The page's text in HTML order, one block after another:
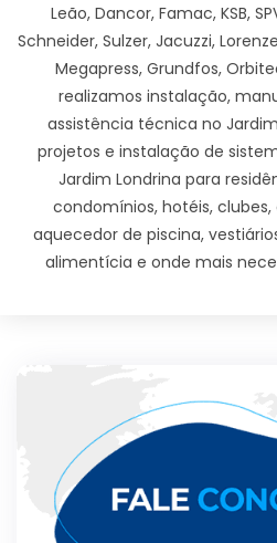
Leão, Dancor, Famac, KSB,
Schneider, Sulzer, Jacuzzi,
Megapress, Grundfos,
realizamos instalação,
assistência técnica no
projetos e instalação de
Jardim Londrina para
condomínios, hotéis,
aquecedor de piscina,
alimentícia e onde mais